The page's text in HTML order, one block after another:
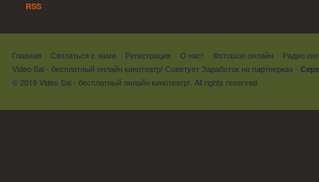
RSS
Главная Связаться с нами Регистрация О нас! Фотошоп онлайн
Радио
Video Sai - бесплатный онлайн кинотеатр! Советует Заработок на партнерках -
© 2019 Video Sai - бесплатный онлайн кинотеатр!. All rights reserved